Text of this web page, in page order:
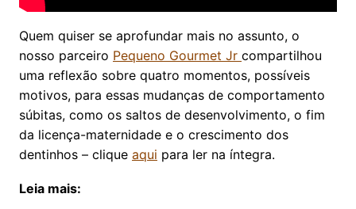
Quem quiser se aprofundar mais no assunto, o
nosso parceiro Pequeno Gourmet Jr compartilhou
uma reflexão sobre quatro momentos, possíveis
motivos, para essas mudanças de comportamento
súbitas, como os saltos de desenvolvimento, o fim
da licença-maternidade e o crescimento dos
dentinhos – clique aqui para ler na íntegra.
Leia mais: